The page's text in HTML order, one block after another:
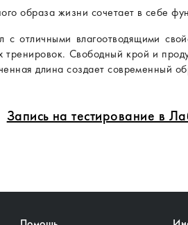
образа жизни сочетает в себе
отличными влагоотводящими
тренировок. Свободный крой и
длина создает современный
Запись на тестирование в